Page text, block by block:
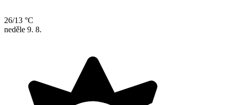
26/13 °C
neděle 9. 8.